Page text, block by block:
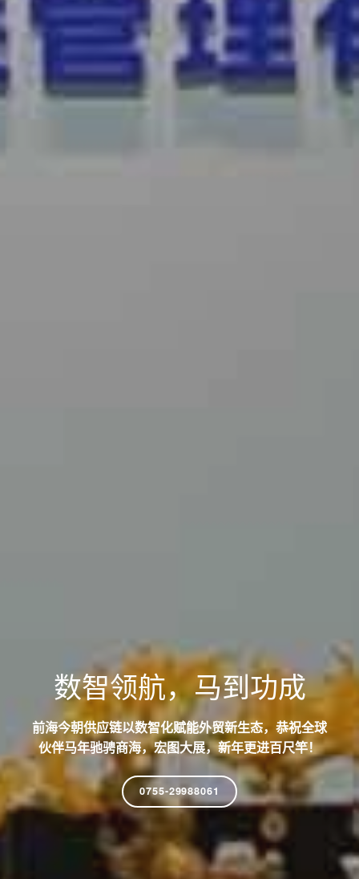
数智领航，马到功成
前海今朝供应链以数智化赋能外贸新生态，恭祝全球
伙伴马年驰骋商海，宏图大展，新年更进百尺竿！
0755-29988061